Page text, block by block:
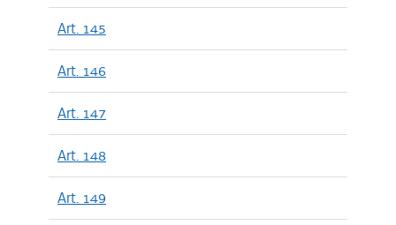
Art. 145
Art. 146
Art. 147
Art. 148
Art. 149